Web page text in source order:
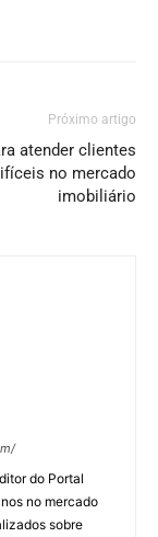
Próximo artigo
atender clientes
no mercado
imobiliário
do Portal
no mercado
sobre